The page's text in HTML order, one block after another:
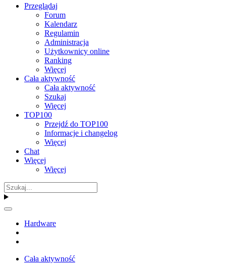
Przeglądaj
Forum
Kalendarz
Regulamin
Administracja
Użytkownicy online
Ranking
Więcej
Cała aktywność
Cała aktywność
Szukaj
Więcej
TOP100
Przejdź do TOP100
Informacje i changelog
Więcej
Chat
Więcej
Więcej
Hardware
Cała aktywność